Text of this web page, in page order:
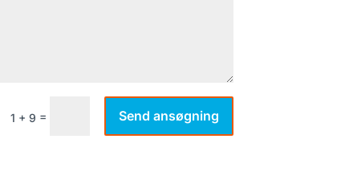
1 + 9 = Send ansøgning